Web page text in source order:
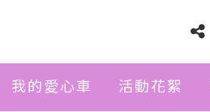
我的愛心車 活動花絮